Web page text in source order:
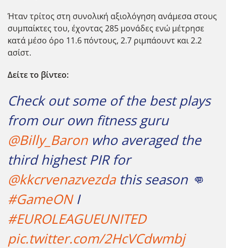
Ήταν τρίτος στη συνολική αξιολόγηση ανάμεσα στους
συμπαίκτες του, έχοντας 285 μονάδες ενώ μέτρησε
κατά μέσο όρο 11.6 πόντους, 2.7 ριμπάουντ και 2.2
ασίστ.
Δείτε το βίντεο:
Check out some of the best plays
from our own fitness guru
@Billy_Baronwho averaged the
third highest PIR for
@kkcrvenazvezdathis season 👊
#GameONI
#EUROLEAGUEUNITED
pic.twitter.com/2HcVCdwmbj